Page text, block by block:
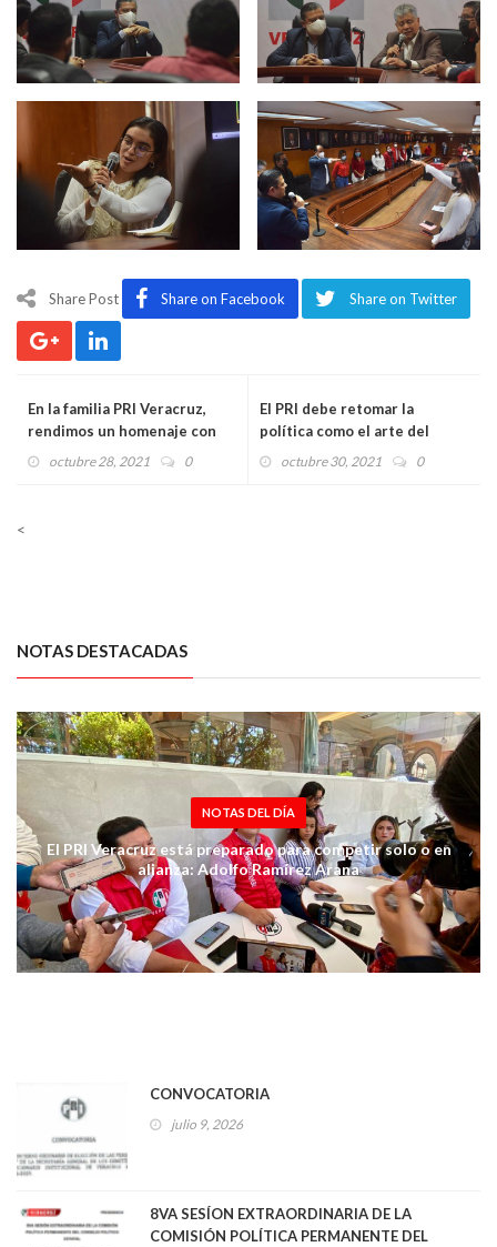
Share Post Share on Facebook Share on Twitter
En la familia PRI Veracruz,
rendimos un homenaje con
tradiciones que nos dan
octubre 28, 2021 0
El PRI debe retomar la
política como el arte del
acuerdo, ante lo que vive el
octubre 30, 2021 0
<
NOTAS DESTACADAS
NOTAS DEL DÍA
El PRI Veracruz está preparado para competir solo o en
alianza: Adolfo Ramírez Arana
CONVOCATORIA
julio 9, 2026
8VA SESÍON EXTRAORDINARIA DE LA
COMISIÓN POLÍTICA PERMANENTE DEL